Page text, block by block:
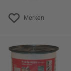
Merken